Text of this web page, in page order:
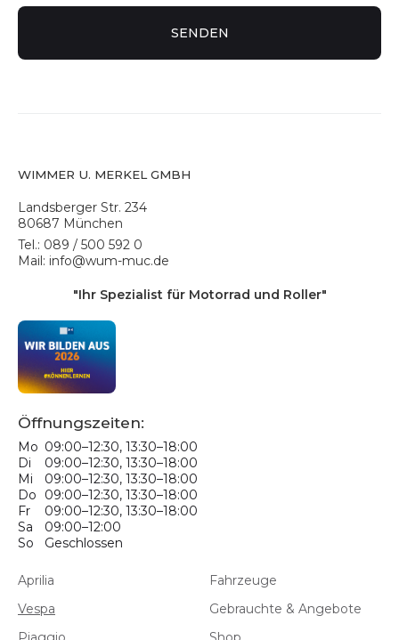
WIMMER U. MERKEL GMBH
Landsberger Str. 234
80687 München
Tel.: 089 / 500 592 0
Mail: info@wum-muc.de
"Ihr Spezialist für Motorrad und Roller"
Öffnungszeiten:
Mo 09:00–12:30, 13:30–18:00
Di
09:00–12:30, 13:30–18:00
Mi
09:00–12:30, 13:30–18:00
Do
09:00–12:30, 13:30–18:00
Fr
09:00–12:30, 13:30–18:00
Sa
09:00–12:00
So
Geschlossen
Aprilia
Vespa
Fahrzeuge
Gebrauchte & Angebote